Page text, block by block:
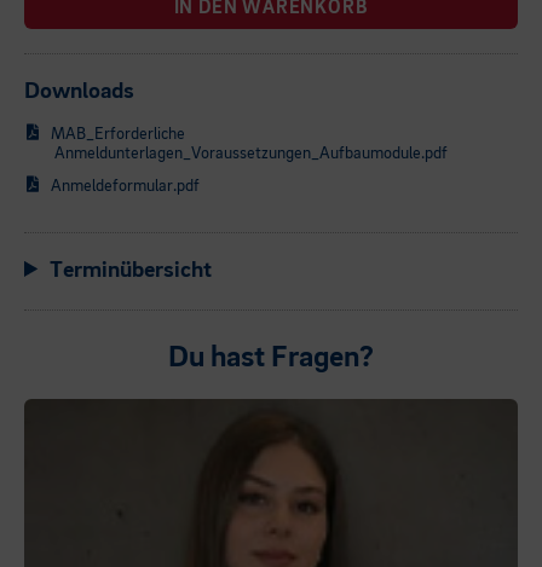
IN DEN WARENKORB
Downloads
MAB_Erforderliche
Anmeldunterlagen_Voraussetzungen_Aufbaumodule.pdf
Anmeldeformular.pdf
Terminübersicht
Du hast Fragen?